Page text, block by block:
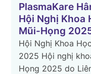
PlasmaKare
Hội Nghị Khoa
Mũi-Họng
Hội Nghị Khoa
2025 Hội nghị
Họng 2025 do